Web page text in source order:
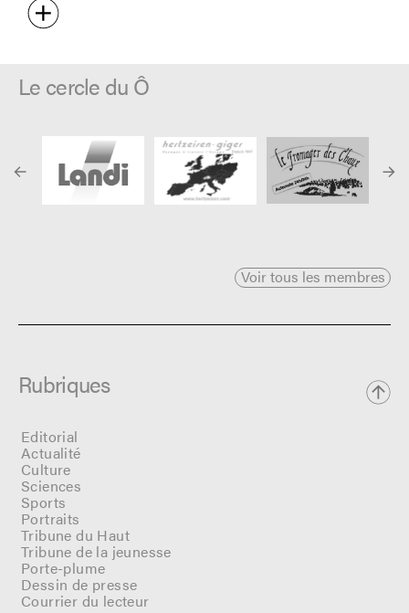
Le cercle du Ô
Voir tous les membres
Rubriques
Editorial
Actualité
Culture
Sciences
Sports
Portraits
Tribune du Haut
Tribune de la jeunesse
Porte-plume
Dessin de presse
Courrier du lecteur